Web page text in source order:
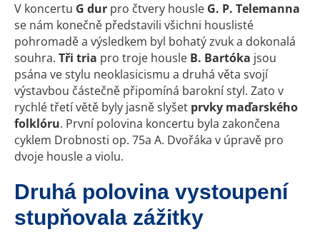
V koncertu G dur pro čtvery housle G. P. Telemanna
se nám konečně představili všichni houslisté
pohromadě a výsledkem byl bohatý zvuk a dokonalá
souhra. Tři tria pro troje housle B. Bartóka jsou
psána ve stylu neoklasicismu a druhá věta svojí
výstavbou částečně připomíná barokní styl. Zato v
rychlé třetí větě byly jasně slyšet prvky maďarského
folklóru. První polovina koncertu byla zakončena
cyklem Drobnosti op. 75a A. Dvořáka v úpravě pro
dvoje housle a violu.
Druhá polovina vystoupení
stupňovala zážitky